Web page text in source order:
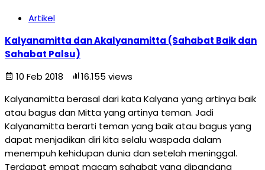
Artikel
Kalyanamitta dan Akalyanamitta (Sahabat Baik dan
Sahabat Palsu)
10 Feb 2018
16.155 views
Kalyanamitta berasal dari kata Kalyana yang artinya baik
atau bagus dan Mitta yang artinya teman. Jadi
Kalyanamitta berarti teman yang baik atau bagus yang
dapat menjadikan diri kita selalu waspada dalam
menempuh kehidupan dunia dan setelah meninggal.
Terdapat empat macam sahabat yang dipandang